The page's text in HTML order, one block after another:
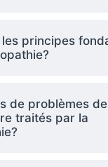
les principes
de problèmes
traités par la